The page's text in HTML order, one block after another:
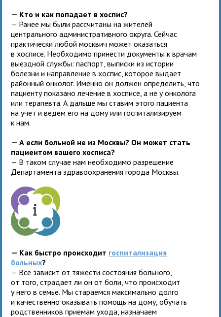
— Кто и как попадает в хоспис?
— Ранее мы были рассчитаны на жителей
центрального административного округа. Сейчас
практически любой москвич может оказаться
в хосписе. Необходимо принести документы к врачам
выездной службы: паспорт, выписки из истории
болезни и направление в хоспис, которое выдает
районный онколог. Именно он должен определить, что
пациенту показано лечение в хосписе, а не у онколога
или терапевта. А дальше мы ставим этого пациента
на учет и ведем его на дому или госпитализируем
к нам.
— А если больной не из Москвы? Он может стать
пациентом вашего хосписа?
— В таком случае нам необходимо разрешение
Департамента здравоохранения города Москвы.
— Как быстро происходит госпитализация
больных?
— Все зависит от тяжести состояния больного,
от того, страдает ли он от боли, что происходит
у него в семье. Мы стараемся максимально долго
и качественно оказывать помощь на дому, обучать
родственников приемам ухода, назначаем